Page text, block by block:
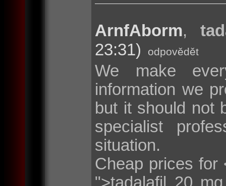
ArnfAborm,
23:31)
odpovědět
We make
information we
but it should not
specialist
situation.
Cheap prices for
">tadalafil 20